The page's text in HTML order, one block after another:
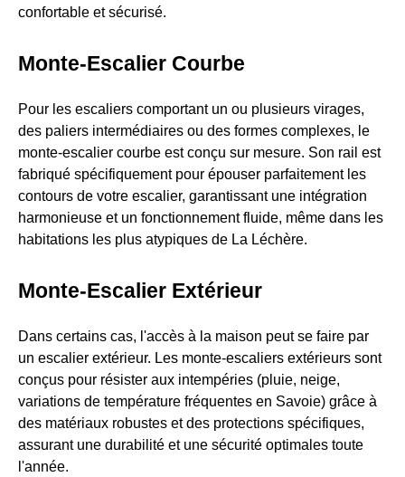
confortable et sécurisé.
Monte-Escalier Courbe
Pour les escaliers comportant un ou plusieurs virages,
des paliers intermédiaires ou des formes complexes, le
monte-escalier courbe est conçu sur mesure. Son rail est
fabriqué spécifiquement pour épouser parfaitement les
contours de votre escalier, garantissant une intégration
harmonieuse et un fonctionnement fluide, même dans les
habitations les plus atypiques de La Léchère.
Monte-Escalier Extérieur
Dans certains cas, l'accès à la maison peut se faire par
un escalier extérieur. Les monte-escaliers extérieurs sont
conçus pour résister aux intempéries (pluie, neige,
variations de température fréquentes en Savoie) grâce à
des matériaux robustes et des protections spécifiques,
assurant une durabilité et une sécurité optimales toute
l'année.